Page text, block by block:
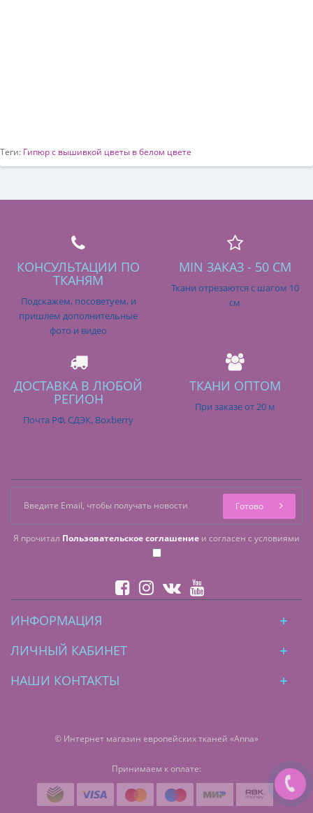
Теги: Гипюр с вышивкой цветы в белом цвете
КОНСУЛЬТАЦИИ ПО
ТКАНЯМ
Подскажем, посоветуем, и
пришлем дополнительные
фото и видео
MIN ЗАКАЗ - 50 СМ
Ткани отрезаются с шагом 10
см
ДОСТАВКА В ЛЮБОЙ
РЕГИОН
Почта РФ, СДЭК, Boxberry
ТКАНИ ОПТОМ
При заказе от 20 м
Я прочитал Пользовательское соглашение и согласен с условиями
Готово
ИНФОРМАЦИЯ
ЛИЧНЫЙ КАБИНЕТ
НАШИ КОНТАКТЫ
© Интернет магазин европейских тканей «Anna»
Принимаем к оплате: